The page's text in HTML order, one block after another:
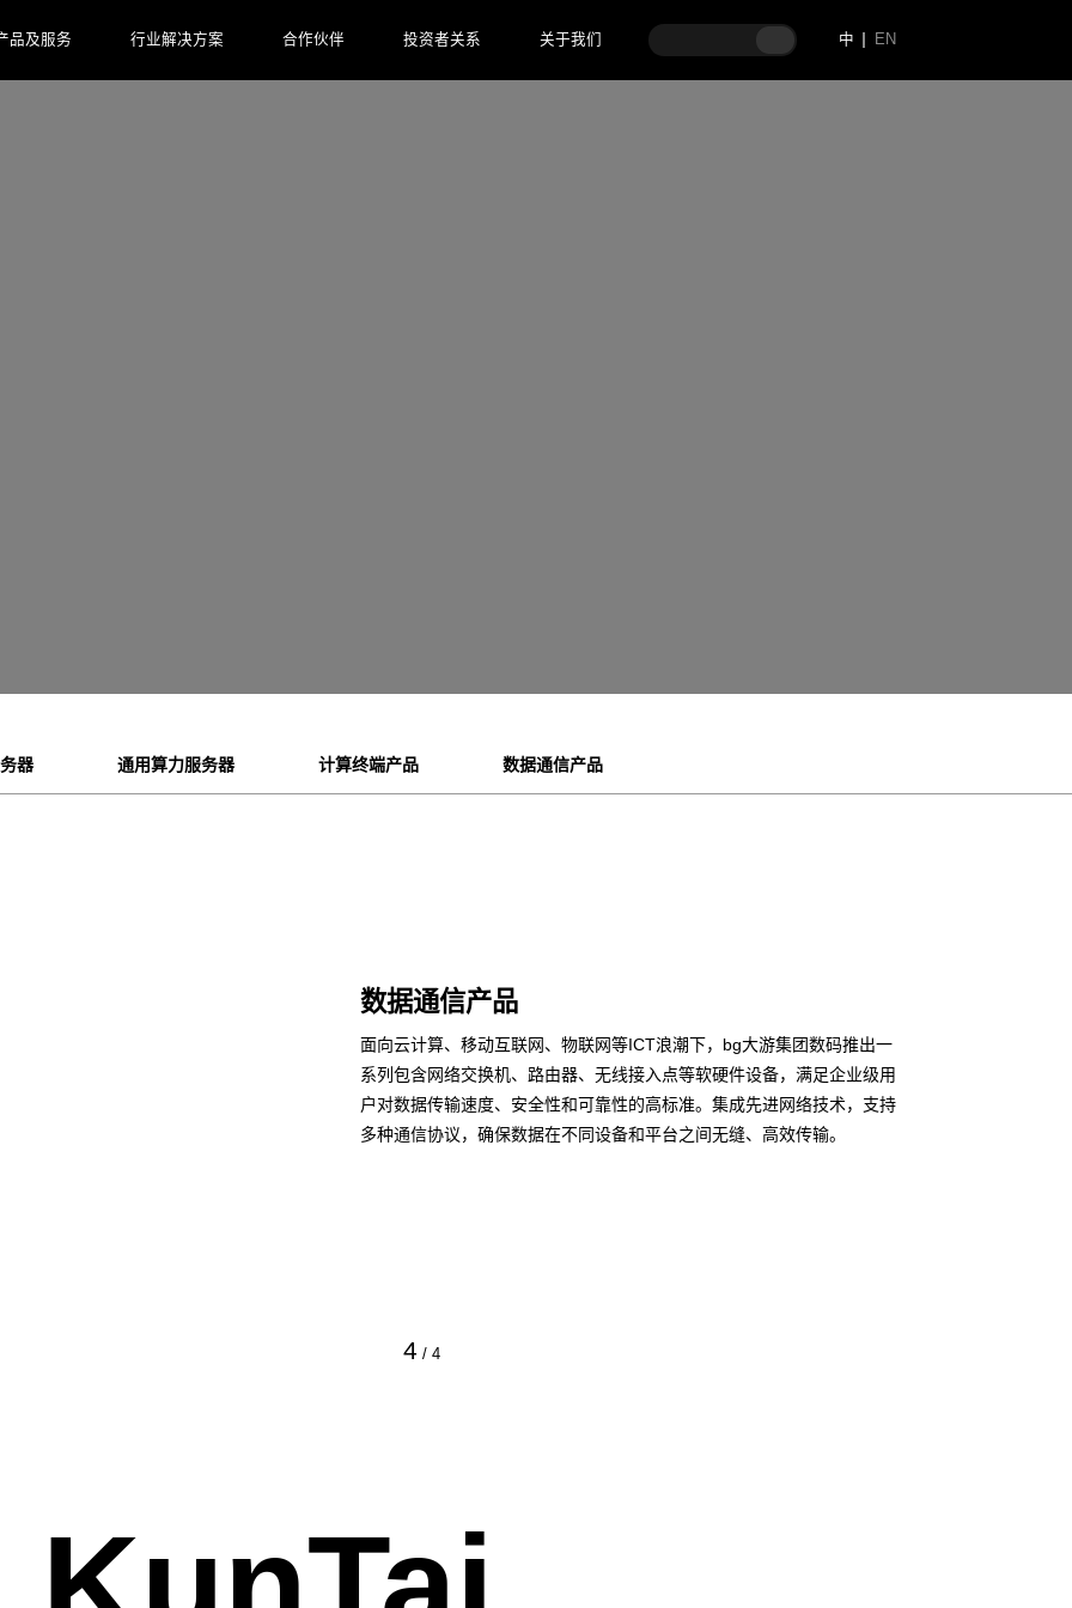
品及服务 行业解决方案 合作伙伴 投资者关系 关于我们 中 EN
器 通用算力服务器 计算终端产品 数据通信产品
4 / 4
数据通信产品
面向云计算、移动互联网、物联网等ICT浪潮下，bg大游集团数码推出一
系列包含网络交换机、路由器、无线接入点等软硬件设备，满足企业级用
户对数据传输速度、安全性和可靠性的高标准。集成先进网络技术，支持
多种通信协议，确保数据在不同设备和平台之间无缝、高效传输。